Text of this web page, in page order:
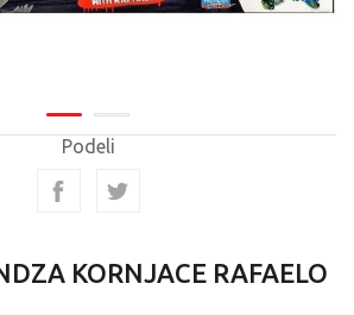
Podeli
KORNJACE RAFAELO